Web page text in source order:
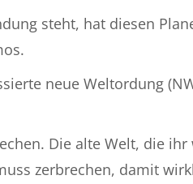
steht, hat diesen
neue Weltordung
Die alte Welt, die
zerbrechen, damit